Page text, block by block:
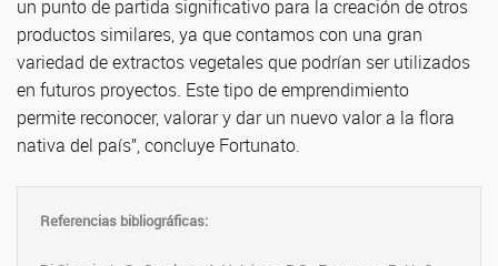
un punto de partida significativo para la creación de otros
productos similares, ya que contamos con una gran
variedad de extractos vegetales que podrían ser utilizados
en futuros proyectos. Este tipo de emprendimiento
permite reconocer, valorar y dar un nuevo valor a la flora
nativa del país”, concluye Fortunato.
Referencias bibliográficas: